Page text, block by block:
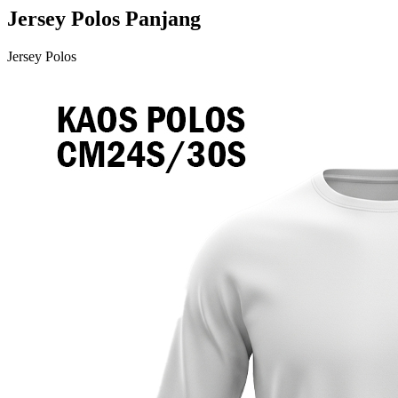
Jersey Polos Panjang
Jersey Polos